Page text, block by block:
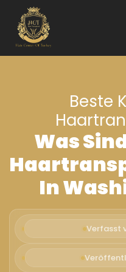
Beste
Was
In
Verfasst